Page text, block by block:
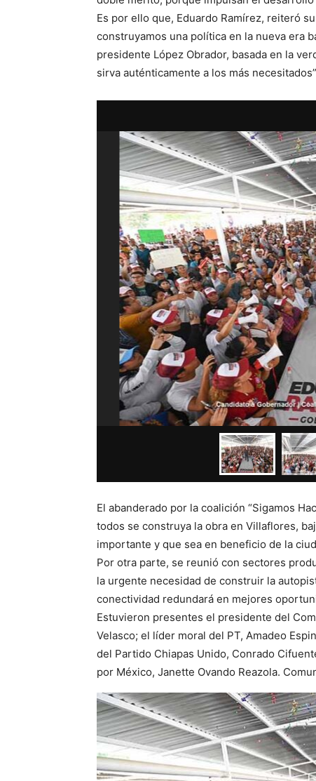
Es por ello que, Eduardo Ramírez, reiteró
construyamos una política en la nueva era
presidente López Obrador, basada en la
sirva auténticamente a los más
El abanderado por la coalición “Sigamos
todos se construya la obra en Villaflores,
importante y que sea en beneficio de la
Por otra parte, se reunió con sectores
la urgente necesidad de construir la
conectividad redundará en mejores
Estuvieron presentes el presidente del
Velasco; el líder moral del PT, Amadeo
del Partido Chiapas Unido, Conrado
por México, Janette Ovando Reazola.